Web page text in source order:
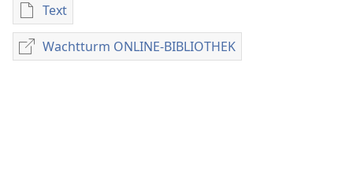
Text
Downloadoptionen
für
Veröffentlichungen
Wachtturm ONLINE-BIBLIOTHEK
Wachtturm